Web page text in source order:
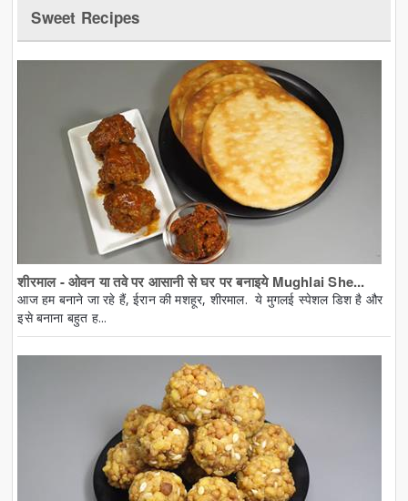
Sweet Recipes
शीरमाल - ओवन या तवे पर आसानी से घर पर बनाइये Mughlai She...
आज हम बनाने जा रहे हैं, ईरान की मशहूर, शीरमाल. ये मुगलई स्पेशल डिश है और
इसे बनाना बहुत ह...